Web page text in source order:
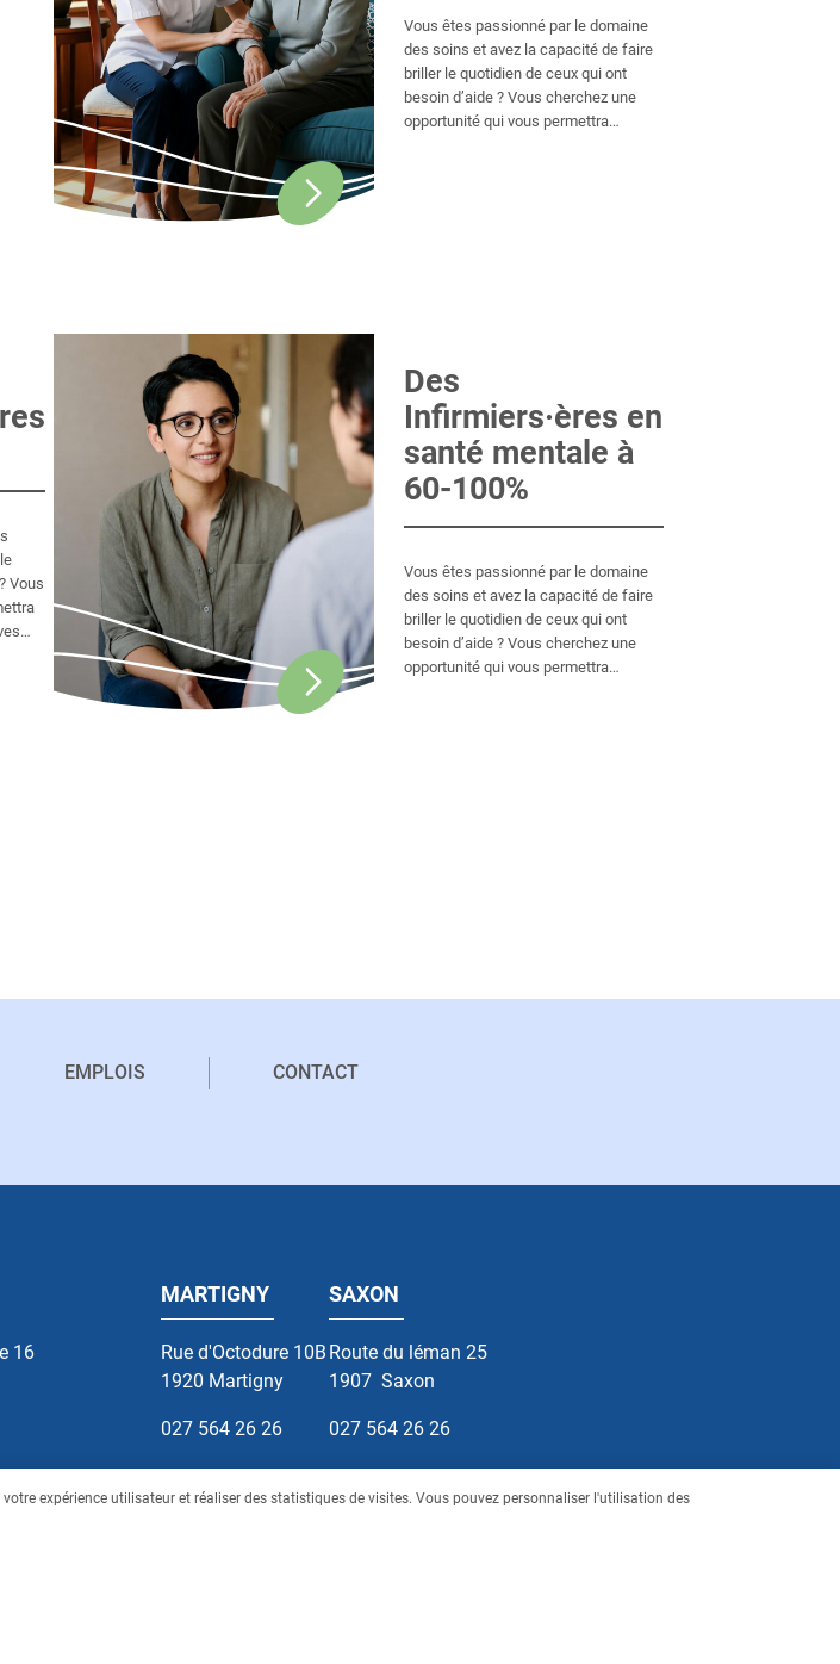
Vous êtes passionné par le domaine
des soins et avez la capacité de faire
briller le quotidien de ceux qui ont
besoin d’aide ? Vous cherchez une
opportunité qui vous permettra
Vous
Des
Infirmiers·ères en
santé mentale à
60-100%
Vous êtes passionné par le domaine
des soins et avez la capacité de faire
briller le quotidien de ceux qui ont
besoin d’aide ? Vous cherchez une
opportunité qui vous permettra
EMPLOIS CONTACT
16
MARTIGNY
Rue d'Octodure 10B
1920 Martigny
027 564 26 26
SAXON
Route du léman 25
1907 Saxon
027 564 26 26
expérience utilisateur et réaliser des statistiques de visites. Vous pouvez personnaliser l'utilisation des